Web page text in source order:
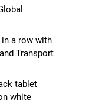
a row with
Transport
tablet
white